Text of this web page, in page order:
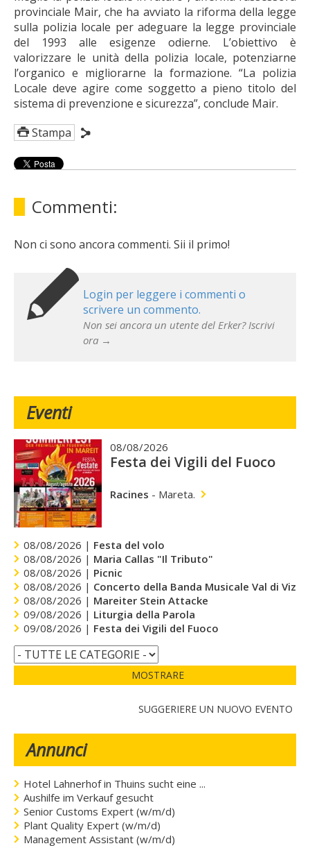
provinciale Mair, che ha avviato la riforma della legge
sulla polizia locale per adeguare la legge provinciale
del 1993 alle esigenze odierne. L’obiettivo è
valorizzare le unità della polizia locale, potenziarne
l’organico e migliorarne la formazione. “La polizia
Locale deve agire come soggetto a pieno titolo del
sistema di prevenzione e sicurezza”, conclude Mair.
Stampa
Commenti:
Non ci sono ancora commenti. Sii il primo!
Login per leggere i commenti o
scrivere un commento.
Non sei ancora un utente del Erker? Iscrivi
ora →
Eventi
08/08/2026
Festa dei Vigili del Fuoco
Racines - Mareta.
08/08/2026 | Festa del volo
08/08/2026 | Maria Callas "Il Tributo"
08/08/2026 | Picnic
08/08/2026 | Concerto della Banda Musicale Val di Vizze
08/08/2026 | Mareiter Stein Attacke
09/08/2026 | Liturgia della Parola
09/08/2026 | Festa dei Vigili del Fuoco
MOSTRARE
SUGGERIERE UN NUOVO EVENTO
Annunci
Hotel Lahnerhof in Thuins sucht eine ...
Aushilfe im Verkauf gesucht
Senior Customs Expert (w/m/d)
Plant Quality Expert (w/m/d)
Management Assistant (w/m/d)